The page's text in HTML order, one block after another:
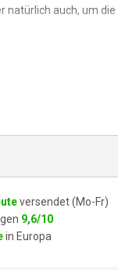
natürlich auch, um
Stil (schwarz-
und Höhe 189 cm
Boxsack
Kissen
wie z. B. leichte
Aussehen und
versendet (Mo-Fr)
9,6/10
in Europa